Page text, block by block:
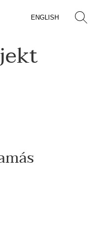
ENGLISH